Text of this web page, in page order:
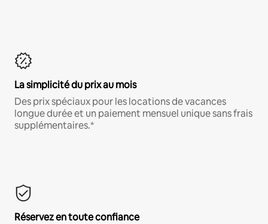
La simplicité du prix au mois
Des prix spéciaux pour les locations de vacances
longue durée et un paiement mensuel unique sans frais
supplémentaires.*
Réservez en toute confiance